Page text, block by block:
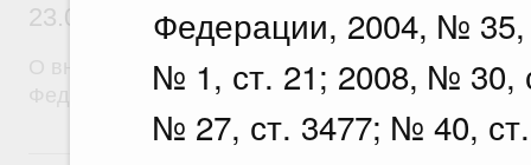
Федерации, 2004, № 35,
№ 1, ст. 21; 2008, № 30,
№ 27, ст. 3477; № 40,
23.07.2026 г. № 929
О внесении изменений в постановление
Федерации от 24 декабря 2021 г. № 2439
22 июля, среда